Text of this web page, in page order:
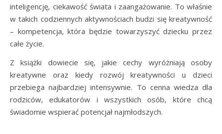
inteligencję, ciekawość świata i zaangażowanie. To właśnie
w takich codziennych aktywnościach budzi się kreatywność
– kompetencja, która będzie towarzyszyć dziecku przez
całe życie.
Z książki dowiecie się, jakie cechy wyróżniają osoby
kreatywne oraz kiedy rozwój kreatywności u dzieci
przebiega najbardziej intensywnie. To cenna wiedza dla
rodziców, edukatorów i wszystkich osób, które chcą
świadomie wspierać potencjał najmłodszych.